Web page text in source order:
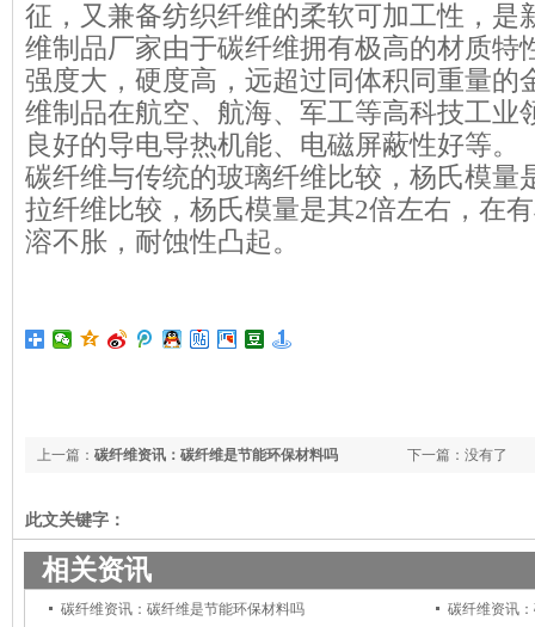
征，又兼备纺织纤维的柔软可加工性，是
维制品厂家由于碳纤维拥有极高的材质特
强度大，硬度高，远超过同体积同重量的
维制品在航空、航海、军工等高科技工业
良好的导电导热机能、电磁屏蔽性好等。
碳纤维与传统的玻璃纤维比较，杨氏模量
拉纤维比较，杨氏模量是其2倍左右，在
溶不胀，耐蚀性凸起。
下一篇：没有了
上一篇： 碳纤维资讯：碳纤维是节能环保材料吗
此文关键字：
相关资讯
碳纤维资讯：碳纤维是节能环保材料吗
碳纤维资讯